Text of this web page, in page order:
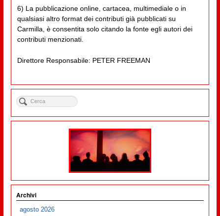
6) La pubblicazione online, cartacea, multimediale o in
qualsiasi altro format dei contributi già pubblicati su
Carmilla, è consentita solo citando la fonte egli autori dei
contributi menzionati.
Direttore Responsabile: PETER FREEMAN
Archivi
agosto 2026